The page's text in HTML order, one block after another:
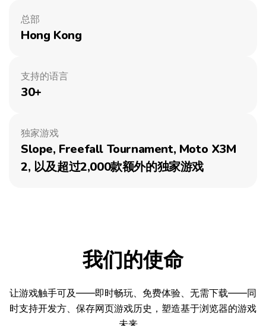
总部
Hong Kong
支持的语言
30+
独家游戏
Slope, Freefall Tournament, Moto X3M
2, 以及超过2,000款额外的独家游戏
我们的使命
让游戏触手可及——即时畅玩、免费体验、无需下载——同
时支持开发方、保存网页游戏历史，塑造基于浏览器的游戏
未来。